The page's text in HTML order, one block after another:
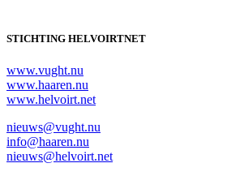
STICHTING HELVOIRTNET
www.vught.nu
www.haaren.nu
www.helvoirt.net
nieuws@vught.nu
info@haaren.nu
nieuws@helvoirt.net